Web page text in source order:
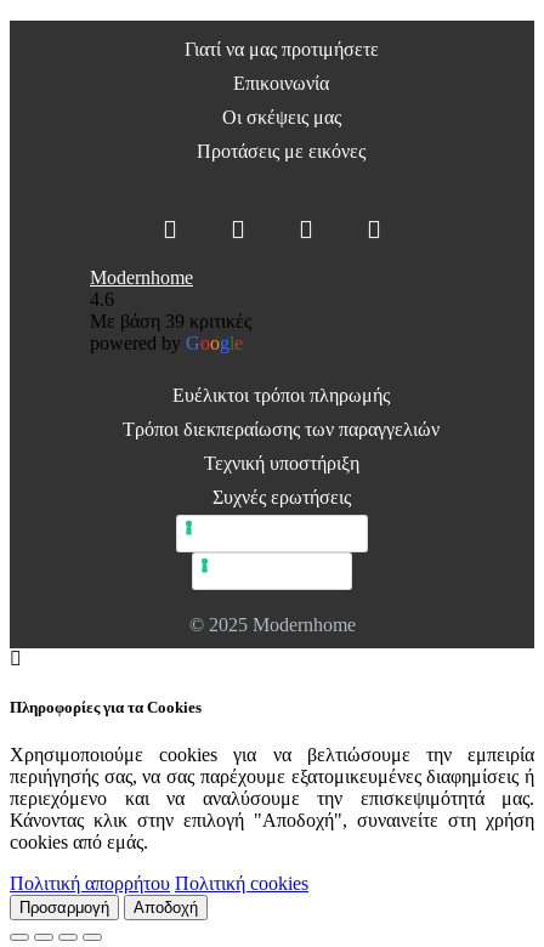
Γιατί να μας προτιμήσετε
Επικοινωνία
Οι σκέψεις μας
Προτάσεις με εικόνες
Modernhome
4.6
Με βάση 39 κριτικές
powered by Google
Ευέλικτοι τρόποι πληρωμής
Τρόποι διεκπεραίωσης των παραγγελιών
Τεχνική υποστήριξη
Συχνές ερωτήσεις
© 2025 Modernhome
Πληροφορίες για τα Cookies
Χρησιμοποιούμε cookies για να βελτιώσουμε την εμπειρία
περιήγησής σας, να σας παρέχουμε εξατομικευμένες διαφημίσεις ή
περιεχόμενο και να αναλύσουμε την επισκεψιμότητά μας.
Κάνοντας κλικ στην επιλογή "Αποδοχή", συναινείτε στη χρήση
cookies από εμάς.
Πολιτική απορρήτου Πολιτική cookies
Προσαρμογή Αποδοχή